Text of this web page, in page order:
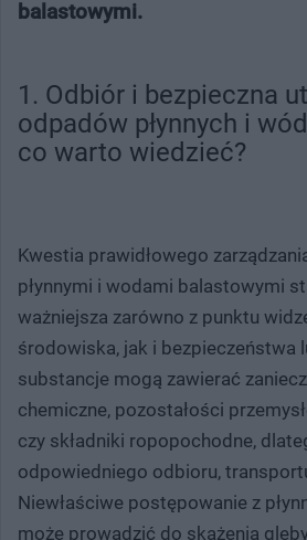
balastowymi.
1. Odbiór i bezpieczna
odpadów płynnych i
co warto wiedzieć?
Kwestia prawidłowego
płynnymi i wodami balastowymi
ważniejsza zarówno z punktu
środowiska, jak i bezpieczeństwa
substancje mogą zawierać
chemiczne, pozostałości
czy składniki ropopochodne,
odpowiedniego odbioru,
Niewłaściwe postępowanie z
może prowadzić do skażenia